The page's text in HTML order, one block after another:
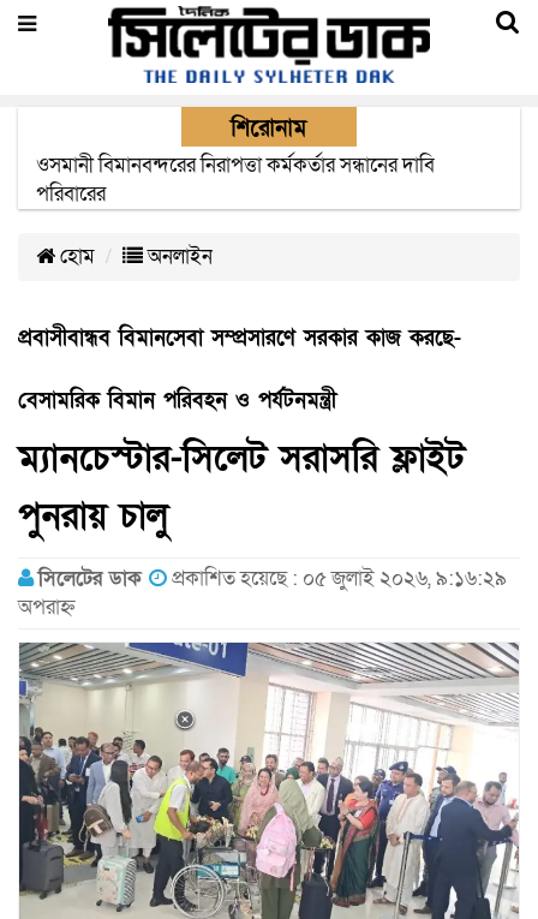
শিরোনাম
এক মাসের মধ্যে সিলেট-জাফলং রেললাইন নির্মাণ প্রকল্পের কাজ
দৃশ্যমান হবে- শ্রম মন্ত্রী
হোম অনলাইন
প্রবাসীবান্ধব বিমানসেবা সম্প্রসারণে সরকার কাজ করছে-
বেসামরিক বিমান পরিবহন ও পর্যটনমন্ত্রী
ম্যানচেস্টার-সিলেট সরাসরি ফ্লাইট
পুনরায় চালু
সিলেটের ডাক
প্রকাশিত হয়েছে : ০৫ জুলাই ২০২৬, ৯:১৬:২৯
অপরাহ্ন